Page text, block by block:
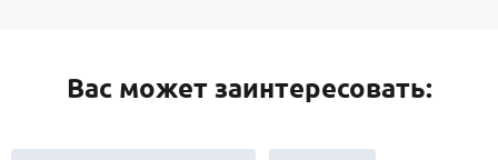
Вас может заинтересовать: